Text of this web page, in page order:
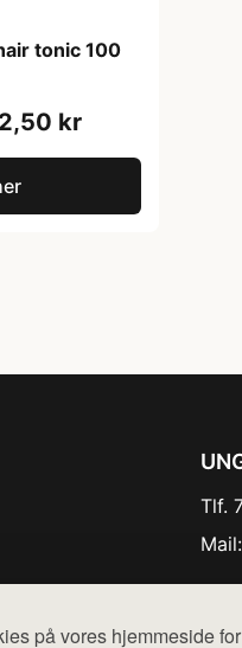
på vores hjemmeside
tonic 100
kr
Tlf.
Mail: